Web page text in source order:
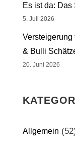
Es ist da:
5. Juli 2026
Versteigerung
& Bulli
20. Juni 2026
Allgemein